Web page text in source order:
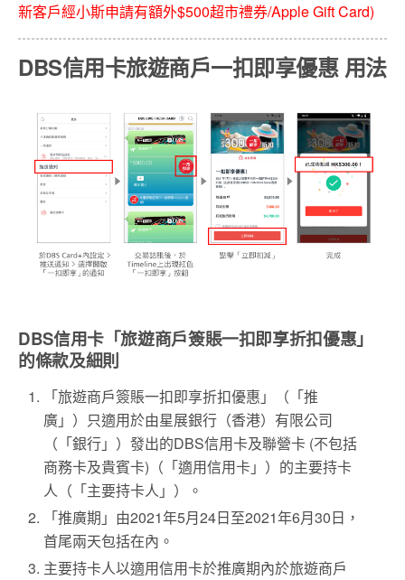
新客戶經小斯申請有額外$500超市禮券/Apple Gift Card)
DBS信用卡旅遊商戶一扣即享優惠 用法
DBS信用卡「旅遊商戶簽賬一扣即享折扣優惠」
的條款及細則
「旅遊商戶簽賬一扣即享折扣優惠」（「推
廣」）只適用於由星展銀行（香港）有限公司
（「銀行」）發出的DBS信用卡及聯營卡 (不包括
商務卡及貴賓卡)（「適用信用卡」）的主要持卡
人（「主要持卡人」）。
「推廣期」由2021年5月24日至2021年6月30日，
首尾兩天包括在內。
主要持卡人以適用信用卡於推廣期內於旅遊商戶